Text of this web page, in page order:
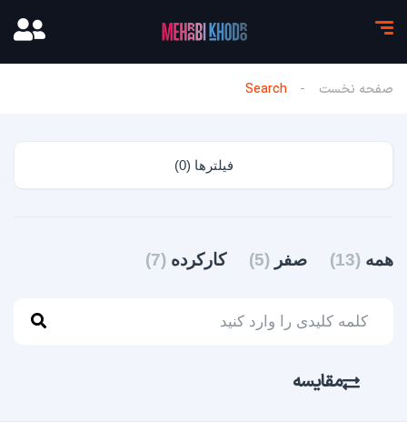
صفحه نخست Search
فیلترها (0)
همه (13) صفر (5) کارکرده (7)
مقایسه